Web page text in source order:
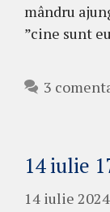
mândru
”cine sunt
3
14 iulie
14 iulie 2024